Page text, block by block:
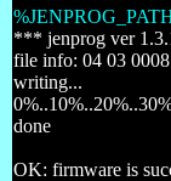
*** jenprog ver
file info: 04 03 0008
writing...
done
OK: firmware is